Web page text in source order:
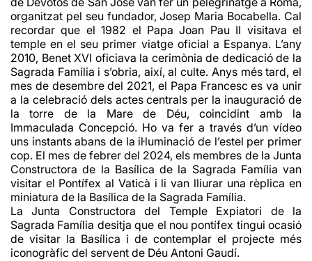
organitzat pel seu fundador, Josep Maria Bocabella. Cal
recordar que el 1982 el Papa Joan Pau II visitava el
temple en el seu primer viatge oficial a Espanya. L’any
2010, Benet XVI oficiava la cerimònia de dedicació de la
Sagrada Família i s’obria, així, al culte. Anys més tard, el
mes de desembre del 2021, el Papa Francesc es va unir
a la celebració dels actes centrals per la inauguració de
la torre de la Mare de Déu, coincidint amb la
Immaculada Concepció. Ho va fer a través d’un vídeo
uns instants abans de la il·luminació de l’estel per primer
cop. El mes de febrer del 2024, els membres de la Junta
Constructora de la Basílica de la Sagrada Família van
visitar el Pontífex al Vaticà i li van lliurar una rèplica en
miniatura de la Basílica de la Sagrada Família.
La Junta Constructora del Temple Expiatori de la
Sagrada Família desitja que el nou pontífex tingui ocasió
de visitar la Basílica i de contemplar el projecte més
iconogràfic del servent de Déu Antoni Gaudí.